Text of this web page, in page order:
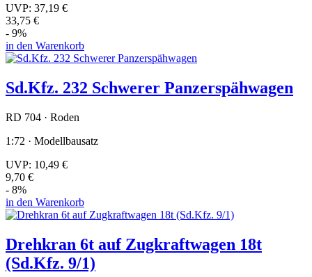
UVP: 37,19 €
33,75 €
- 9%
in den Warenkorb
Sd.Kfz. 232 Schwerer Panzerspähwagen
RD 704 · Roden
1:72 · Modellbausatz
UVP: 10,49 €
9,70 €
- 8%
in den Warenkorb
Drehkran 6t auf Zugkraftwagen 18t
(Sd.Kfz. 9/1)